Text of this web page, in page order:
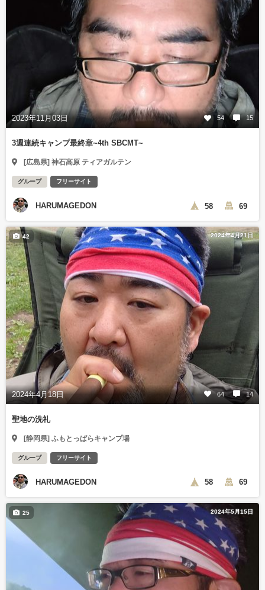
2023年11月03日 54 15
3週連続キャンプ最終章~4th SBCMT~
[広島県] 神石高原 ティアガルテン
グループ フリーサイト
HARUMAGEDON 58 69
2024年4月21日
2024年4月18日 64 14
42
聖地の洗礼
[静岡県] ふもとっぱらキャンプ場
グループ フリーサイト
HARUMAGEDON 58 69
2024年5月15日
25